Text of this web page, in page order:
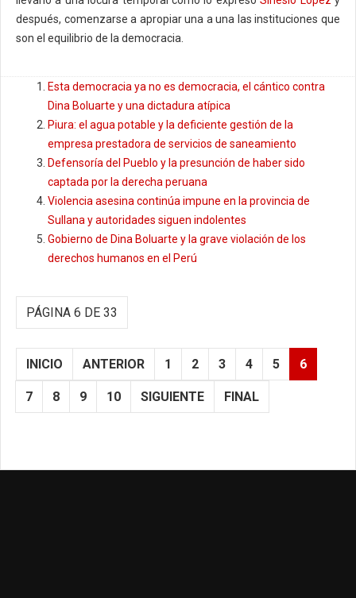
después, comenzarse a apropiar una a una las instituciones que
son el equilibrio de la democracia.
Esta democracia ya no es democracia, el cántico contra
Dina Boluarte y una dictadura atípica
Piura: el agua potable y la deficiente gestión de la
empresa prestadora de servicios de saneamiento
Defensoría del Pueblo y la presunción de haber sido
captada por la derecha peruana
Violencia asesina continúa impune en la provincia de
Sullana y autoridades siguen indolentes
Gobierno de Dina Boluarte y la grave violación de los
derechos humanos en el Perú
PÁGINA 6 DE 33
INICIO ANTERIOR 1 2 3 4 5 6
7 8 9 10 SIGUIENTE FINAL